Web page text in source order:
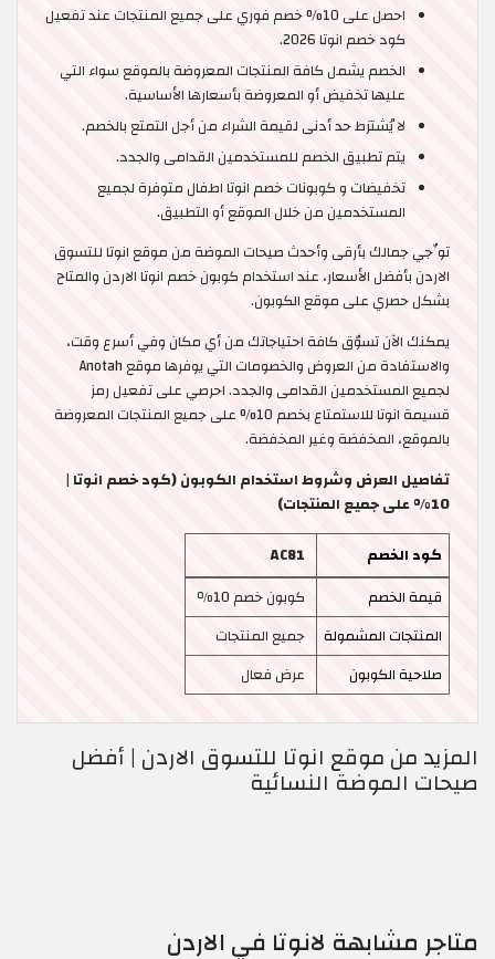
احصل على 10% خصم فوري على جميع المنتجات عند تفعيل
كود خصم انوتا 2026.
الخصم يشمل كافة المنتجات المعروضة بالموقع سواء التي
عليها تخفيض أو المعروضة بأسعارها الأساسية.
لا يُشترَط حد أدنى لقيمة الشراء من أجل التمتع بالخصم.
يتم تطبيق الخصم للمستخدمين القدامى والجدد.
تخفيضات و كوبونات خصم انوتا اطفال متوفرة لجميع
المستخدمين من خلال الموقع أو التطبيق.
توِّجي جمالك بأرقى وأحدث صيحات الموضة من موقع انوتا للتسوق
الاردن بأفضل الأسعار، عند استخدام كوبون خصم انوتا الاردن والمتاح
بشكل حصري على موقع الكوبون.
يمكنك الآن تسوّق كافة احتياجاتك من أي مكان وفي أسرع وقت،
والاستفادة من العروض والخصومات التي يوفرها موقع Anotah
لجميع المستخدمين القدامى والجدد. احرصي على تفعيل رمز
قسيمة انوتا للاستمتاع بخصم 10% على جميع المنتجات المعروضة
بالموقع، المخفضة وغير المخفضة.
تفاصيل العرض وشروط استخدام الكوبون (كود خصم انوتا |
10% على جميع المنتجات)
كود الخصم
AC81
قيمة الخصم
كوبون خصم 10٪
المنتجات المشمولة
جميع المنتجات
صلاحية الكوبون
عرض فعال
المزيد من موقع انوتا للتسوق الاردن | أفضل
صيحات الموضة النسائية
متاجر مشابهة لانوتا في الاردن